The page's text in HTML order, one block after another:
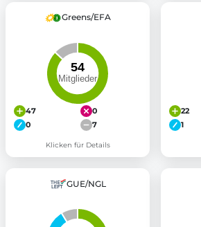
Greens/EFA
47
0
0
7
Klicken für Details
22
1
GUE/NGL